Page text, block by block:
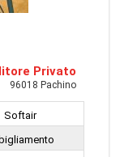
Privato
96018 Pachino
Softair